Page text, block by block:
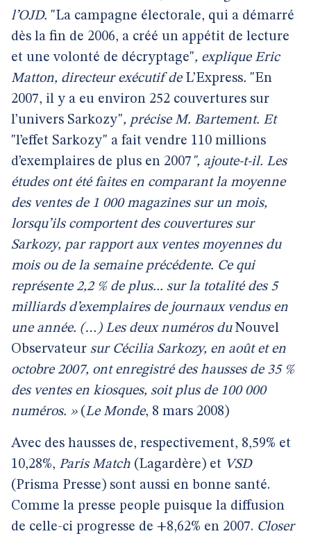
l’OJD. "La campagne électorale, qui a démarré
dès la fin de 2006, a créé un appétit de lecture
et une volonté de décryptage", explique Eric
Matton, directeur exécutif deL’Express. "En
2007, il y a eu environ 252 couvertures sur
l’univers Sarkozy", précise M. Bartement. Et
"l’effet Sarkozy" a fait vendre 110 millions
d’exemplaires de plus en 2007 ", ajoute-t-il. Les
études ont été faites en comparant la moyenne
des ventes de 1 000 magazines sur un mois,
lorsqu’ils comportent des couvertures sur
Sarkozy, par rapport aux ventes moyennes du
mois ou de la semaine précédente. Ce qui
représente 2,2 % de plus... sur la totalité des 5
milliards d’exemplaires de journaux vendus en
une année. (…) Les deux numéros du Nouvel
Observateur sur Cécilia Sarkozy, en août et en
octobre 2007, ont enregistré des hausses de 35 %
des ventes en kiosques, soit plus de 100 000
numéros. »(Le Monde, 8 mars 2008)
Avec des hausses de, respectivement, 8,59% et
10,28%, Paris Match (Lagardère) et VSD
(Prisma Presse) sont aussi en bonne santé.
Comme la presse people puisque la diffusion
de celle-ci progresse de +8,62% en 2007. Closer